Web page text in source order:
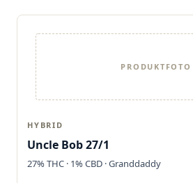
PRODUKTFOTO
HYBRID
Uncle Bob 27/1
27% THC · 1% CBD · Granddaddy